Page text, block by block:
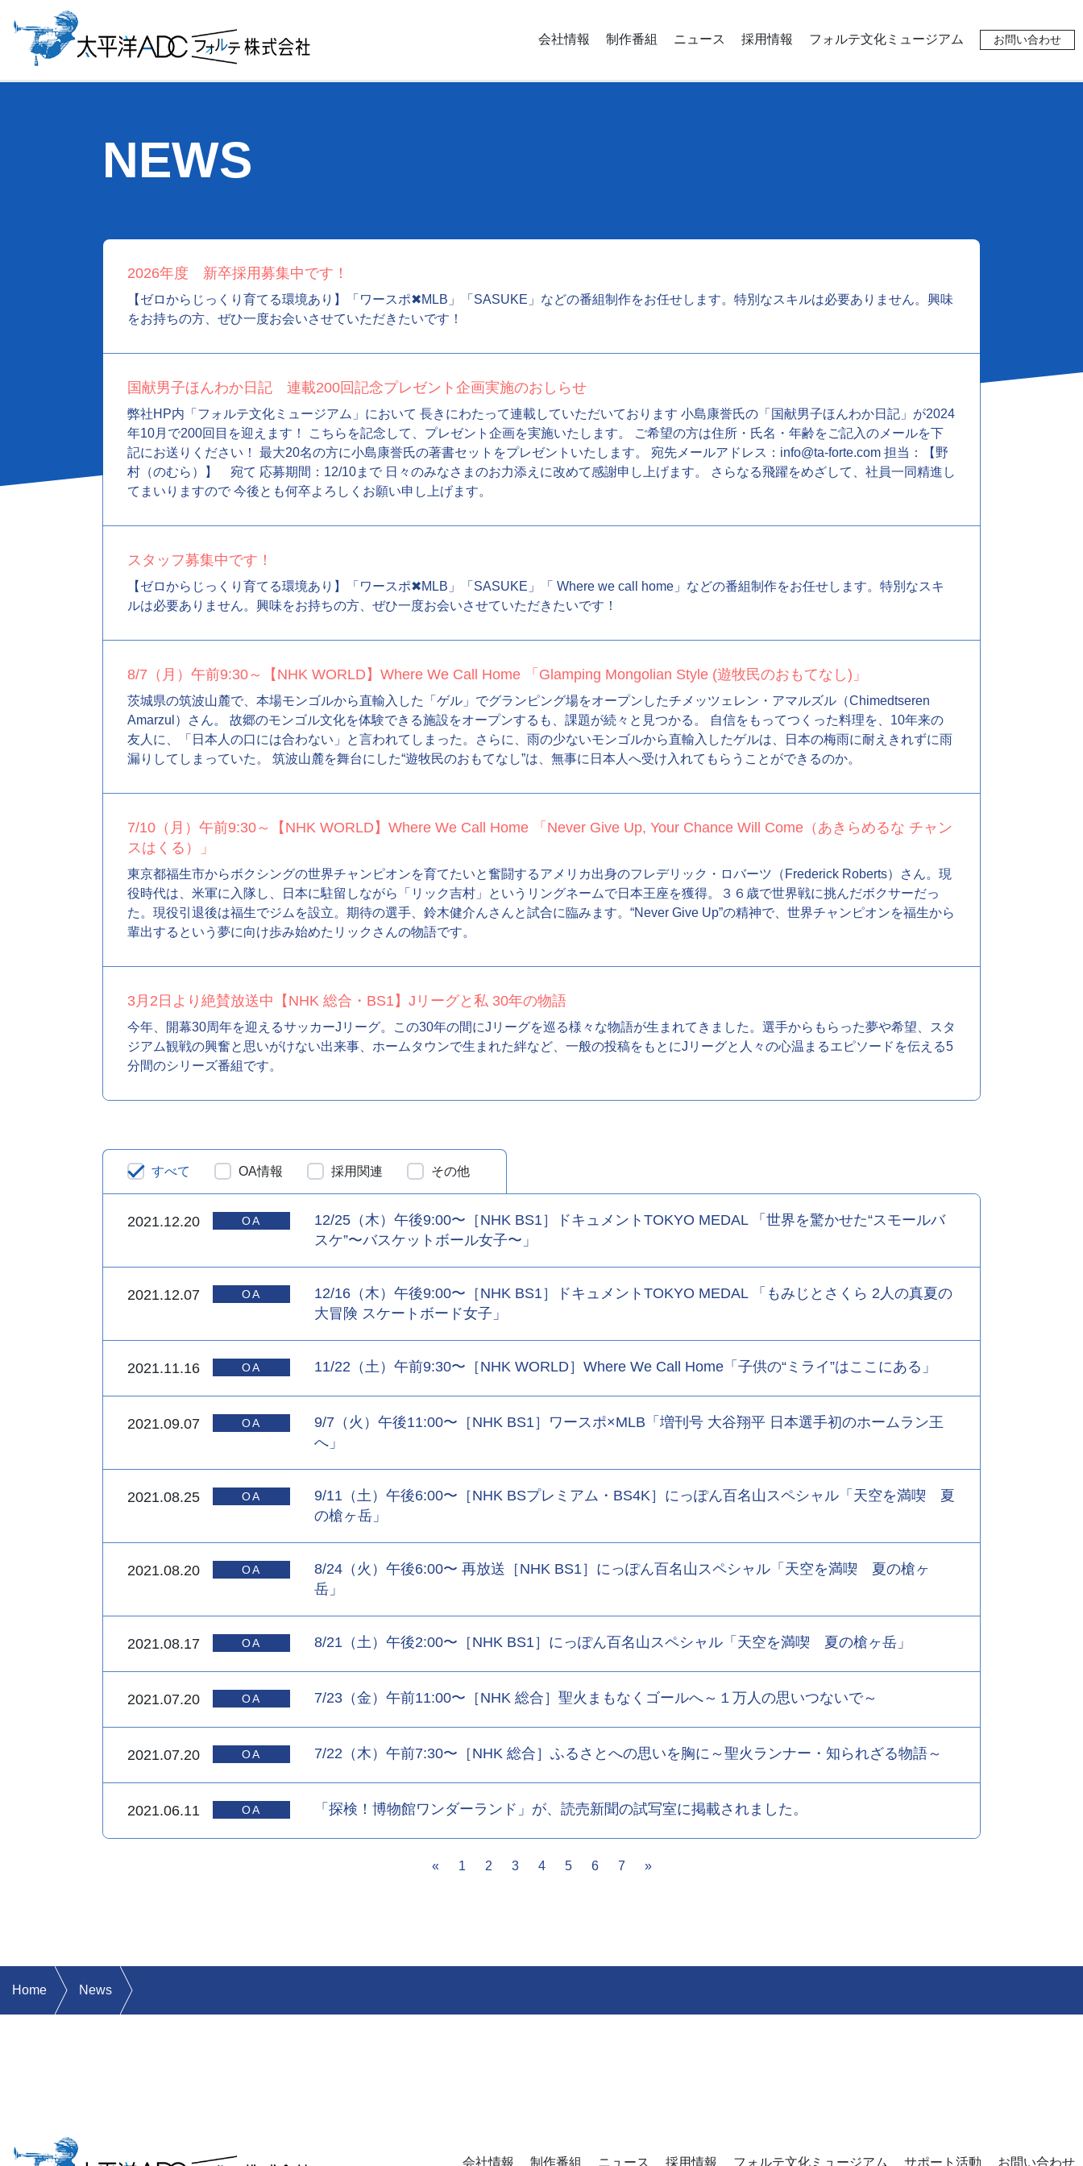
会社情報 制作番組 ニュース 採用情報 フォルテ文化ミュージアム お問い合わせ
NEWS
2026年度 新卒採用募集中です！
【ゼロからじっくり育てる環境あり】「ワースポ✖︎MLB」「SASUKE」などの番組制作をお任せします。特別なスキルは必要ありません。興味
をお持ちの方、ぜひ一度お会いさせていただきたいです！
国献男子ほんわか日記 連載200回記念プレゼント企画実施のおしらせ
弊社HP内「フォルテ文化ミュージアム」において 長きにわたって連載していただいております 小島康誉氏の「国献男子ほんわか日記」が2024
年10月で200回目を迎えます！ こちらを記念して、プレゼント企画を実施いたします。 ご希望の方は住所・氏名・年齢をご記入のメールを下
記にお送りください！ 最大20名の方に小島康誉氏の著書セットをプレゼントいたします。 宛先メールアドレス：info@ta-forte.com 担当：【野
村（のむら）】 宛て 応募期間：12/10まで 日々のみなさまのお力添えに改めて感謝申し上げます。 さらなる飛躍をめざして、社員一同精進し
てまいりますので 今後とも何卒よろしくお願い申し上げます。
スタッフ募集中です！
【ゼロからじっくり育てる環境あり】「ワースポ✖︎MLB」「SASUKE」「 Where we call home」などの番組制作をお任せします。特別なスキ
ルは必要ありません。興味をお持ちの方、ぜひ一度お会いさせていただきたいです！
8/7（月）午前9:30～【NHK WORLD】Where We Call Home 「Glamping Mongolian Style (遊牧民のおもてなし)」
茨城県の筑波山麓で、本場モンゴルから直輸入した「ゲル」でグランピング場をオープンしたチメッツェレン・アマルズル（Chimedtseren
Amarzul）さん。 故郷のモンゴル文化を体験できる施設をオープンするも、課題が続々と見つかる。 自信をもってつくった料理を、10年来の
友人に、「日本人の口には合わない」と言われてしまった。さらに、雨の少ないモンゴルから直輸入したゲルは、日本の梅雨に耐えきれずに雨
漏りしてしまっていた。 筑波山麓を舞台にした“遊牧民のおもてなし”は、無事に日本人へ受け入れてもらうことができるのか。
7/10（月）午前9:30～【NHK WORLD】Where We Call Home 「Never Give Up, Your Chance Will Come（あきらめるな チャン
スはくる）」
東京都福生市からボクシングの世界チャンピオンを育てたいと奮闘するアメリカ出身のフレデリック・ロバーツ（Frederick Roberts）さん。現
役時代は、米軍に入隊し、日本に駐留しながら「リック吉村」というリングネームで日本王座を獲得。３６歳で世界戦に挑んだボクサーだっ
た。現役引退後は福生でジムを設立。期待の選手、鈴木健介んさんと試合に臨みます。“Never Give Up”の精神で、世界チャンピオンを福生から
輩出するという夢に向け歩み始めたリックさんの物語です。
3月2日より絶賛放送中【NHK 総合・BS1】Jリーグと私 30年の物語
今年、開幕30周年を迎えるサッカーJリーグ。この30年の間にJリーグを巡る様々な物語が生まれてきました。選手からもらった夢や希望、スタ
ジアム観戦の興奮と思いがけない出来事、ホームタウンで生まれた絆など、一般の投稿をもとにJリーグと人々の心温まるエピソードを伝える5
分間のシリーズ番組です。
すべて OA情報 採用関連 その他
2021.12.20
12/25（木）午後9:00〜［NHK BS1］ドキュメントTOKYO MEDAL 「世界を驚かせた“スモールバ
スケ”〜バスケットボール女子〜」
2021.12.07
12/16（木）午後9:00〜［NHK BS1］ドキュメントTOKYO MEDAL 「もみじとさくら 2人の真夏の
大冒険 スケートボード女子」
2021.11.16 11/22（土）午前9:30〜［NHK WORLD］Where We Call Home「子供の“ミライ”はここにある」
2021.09.07
9/7（火）午後11:00〜［NHK BS1］ワースポ×MLB「増刊号 大谷翔平 日本選手初のホームラン王
へ」
2021.08.25
9/11（土）午後6:00〜［NHK BSプレミアム・BS4K］にっぽん百名山スペシャル「天空を満喫 夏
の槍ヶ岳」
2021.08.20
8/24（火）午後6:00〜 再放送［NHK BS1］にっぽん百名山スペシャル「天空を満喫 夏の槍ヶ
岳」
2021.08.17 8/21（土）午後2:00〜［NHK BS1］にっぽん百名山スペシャル「天空を満喫 夏の槍ヶ岳」
2021.07.20 7/23（金）午前11:00〜［NHK 総合］聖火まもなくゴールへ～１万人の思いつないで～
2021.07.20 7/22（木）午前7:30〜［NHK 総合］ふるさとへの思いを胸に～聖火ランナー・知られざる物語～
2021.06.11 「探検！博物館ワンダーランド」が、読売新聞の試写室に掲載されました。
«Previous
1 2 3 4 5 6 7 »Next
Home News
会社情報 制作番組 ニュース 採用情報 フォルテ文化ミュージアム サポート活動 お問い合わせ